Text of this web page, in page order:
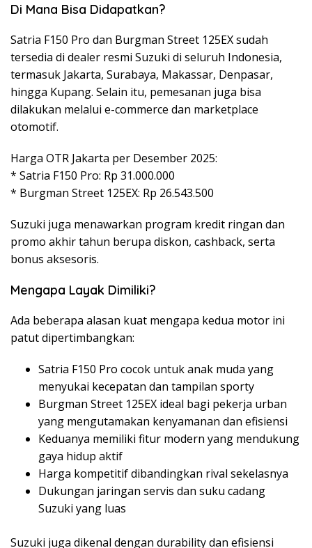
Di Mana Bisa Didapatkan?
Satria F150 Pro dan Burgman Street 125EX sudah
tersedia di dealer resmi Suzuki di seluruh Indonesia,
termasuk Jakarta, Surabaya, Makassar, Denpasar,
hingga Kupang. Selain itu, pemesanan juga bisa
dilakukan melalui e-commerce dan marketplace
otomotif.
Harga OTR Jakarta per Desember 2025:
* Satria F150 Pro: Rp 31.000.000
* Burgman Street 125EX: Rp 26.543.500
Suzuki juga menawarkan program kredit ringan dan
promo akhir tahun berupa diskon, cashback, serta
bonus aksesoris.
Mengapa Layak Dimiliki?
Ada beberapa alasan kuat mengapa kedua motor ini
patut dipertimbangkan:
Satria F150 Pro cocok untuk anak muda yang
menyukai kecepatan dan tampilan sporty
Burgman Street 125EX ideal bagi pekerja urban
yang mengutamakan kenyamanan dan efisiensi
Keduanya memiliki fitur modern yang mendukung
gaya hidup aktif
Harga kompetitif dibandingkan rival sekelasnya
Dukungan jaringan servis dan suku cadang
Suzuki yang luas
Suzuki juga dikenal dengan durability dan efisiensi